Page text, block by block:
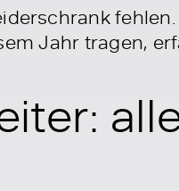
Jahr tragen,